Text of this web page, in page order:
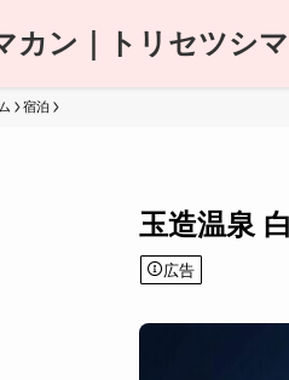
カン｜トリセツシ
宿泊
玉造温泉
広告